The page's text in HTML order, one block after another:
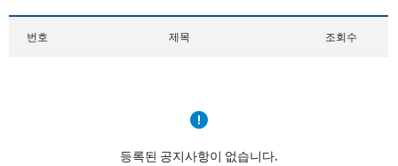
번호 제목 조회수
등록된 공지사항이 없습니다.